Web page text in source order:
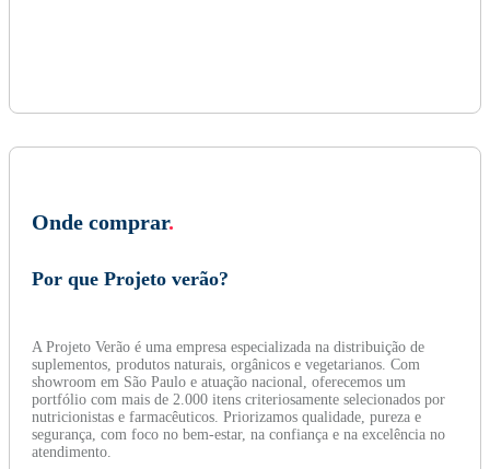
Onde comprar.
Por que Projeto verão?
A Projeto Verão é uma empresa especializada na distribuição de
suplementos, produtos naturais, orgânicos e vegetarianos. Com
showroom em São Paulo e atuação nacional, oferecemos um
portfólio com mais de 2.000 itens criteriosamente selecionados por
nutricionistas e farmacêuticos. Priorizamos qualidade, pureza e
segurança, com foco no bem-estar, na confiança e na excelência no
atendimento.